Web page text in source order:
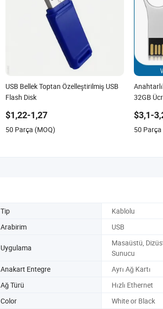
USB Bellek Toptan Özelleştirilmiş USB
Flash Disk
$1,22-1,27
50 Parça (MOQ)
32GB
32GB
Düzey
$3,1-
50 Parça
Tip
Kablolu
Arabirim USB
Uygulama
Masaüstü,
Sunucu
Anakart Entegre
Ayrı Ağ Kartı
Ağ Türü
Hızlı Ethernet
Color
White or Black